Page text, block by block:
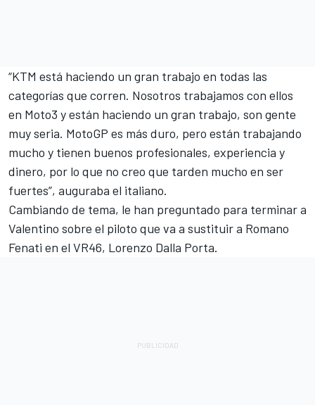
“KTM está haciendo un gran trabajo en todas las
categorías que corren. Nosotros trabajamos con ellos
en Moto3 y están haciendo un gran trabajo, son gente
muy seria. MotoGP es más duro, pero están trabajando
mucho y tienen buenos profesionales, experiencia y
dinero, por lo que no creo que tarden mucho en ser
fuertes”, auguraba el italiano.
Cambiando de tema, le han preguntado para terminar a
Valentino sobre el piloto que va a sustituir a Romano
Fenati en el VR46, Lorenzo Dalla Porta.